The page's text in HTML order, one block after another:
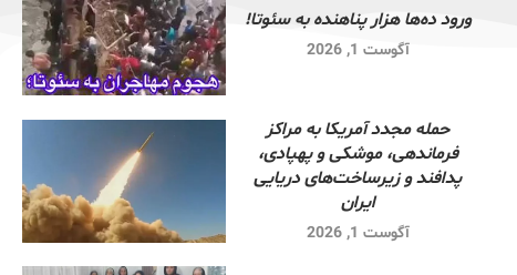
ورود ده‌ها هزار پناهنده به سئوتا!
آگوست 1, 2026
حمله مجدد آمریکا به مراکز
فرماندهی، موشکی و پهپادی،
پدافند و زیرساخت‌های دریایی
ایران
آگوست 1, 2026